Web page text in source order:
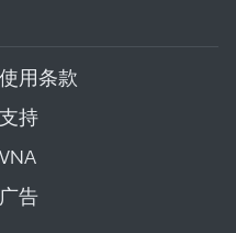
使用条款
支持
VNA
广告